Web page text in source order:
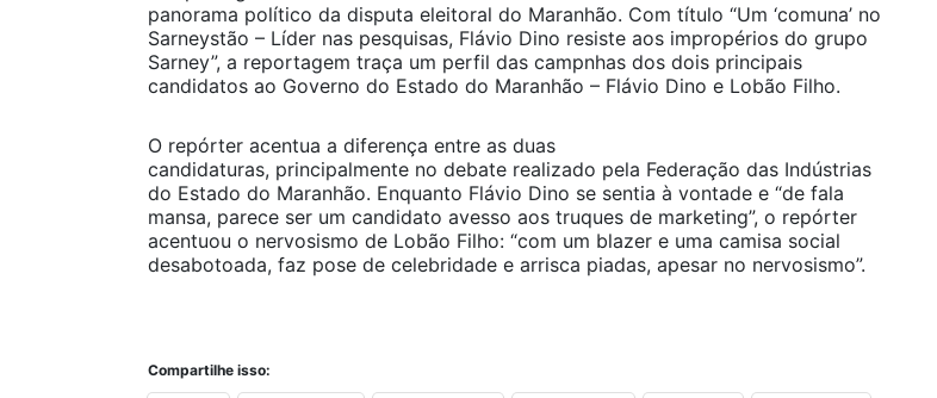
panorama político da disputa eleitoral do Maranhão. Com título “Um ‘comuna’ no
Sarneystão – Líder nas pesquisas, Flávio Dino resiste aos impropérios do grupo
Sarney”, a reportagem traça um perfil das campnhas dos dois principais
candidatos ao Governo do Estado do Maranhão – Flávio Dino e Lobão Filho.
O repórter acentua a diferença entre as duas
candidaturas, principalmente no debate realizado pela Federação das Indústrias
do Estado do Maranhão. Enquanto Flávio Dino se sentia à vontade e “de fala
mansa, parece ser um candidato avesso aos truques de marketing”, o repórter
acentuou o nervosismo de Lobão Filho: “com um blazer e uma camisa social
desabotoada, faz pose de celebridade e arrisca piadas, apesar no nervosismo”.
Compartilhe isso: